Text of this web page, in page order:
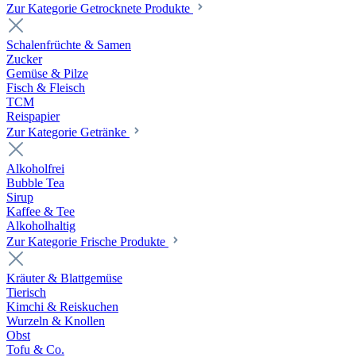
Zur Kategorie Getrocknete Produkte
Schalenfrüchte & Samen
Zucker
Gemüse & Pilze
Fisch & Fleisch
TCM
Reispapier
Zur Kategorie Getränke
Alkoholfrei
Bubble Tea
Sirup
Kaffee & Tee
Alkoholhaltig
Zur Kategorie Frische Produkte
Kräuter & Blattgemüse
Tierisch
Kimchi & Reiskuchen
Wurzeln & Knollen
Obst
Tofu & Co.